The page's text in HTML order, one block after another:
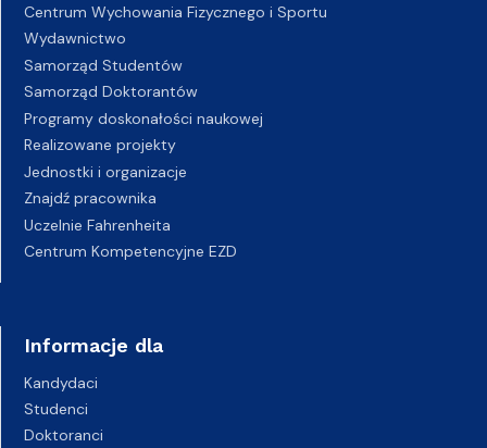
Centrum Wychowania Fizycznego i Sportu
Wydawnictwo
Samorząd Studentów
Samorząd Doktorantów
Programy doskonałości naukowej
Realizowane projekty
Jednostki i organizacje
Znajdź pracownika
Uczelnie Fahrenheita
Centrum Kompetencyjne EZD
Informacje dla
Kandydaci
Studenci
Doktoranci